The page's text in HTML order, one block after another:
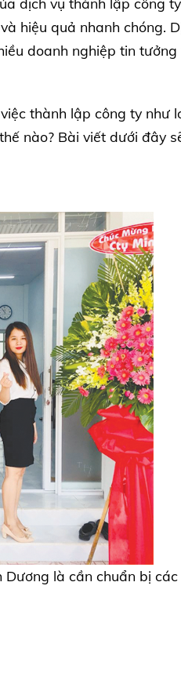
hiệu quả nhanh chóng.
doanh nghiệp tin
thành lập công ty như
nào? Bài viết dưới đây
là cần chuẩn bị